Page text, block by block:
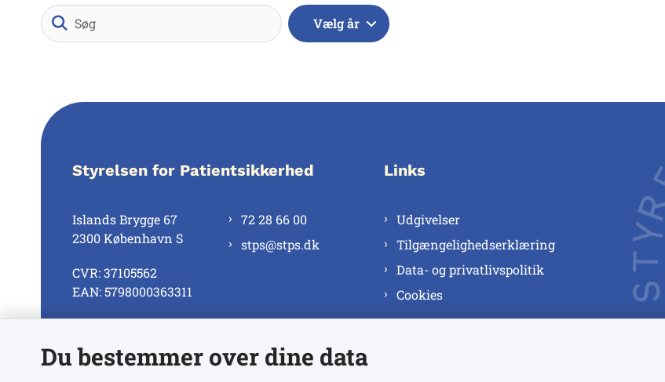
Søg
Vælg år
Styrelsen for Patientsikkerhed
Islands Brygge 67
2300 København S
CVR: 37105562
EAN: 5798000363311
72 28 66 00
stps@stps.dk
Se alle kontaktnumre
Links
Udgivelser
Tilgængelighedserklæring
Data- og privatlivspolitik
Cookies
Du bestemmer over dine data